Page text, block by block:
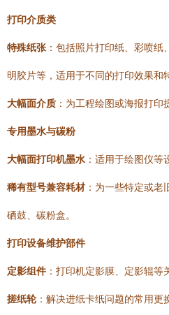
打印介质类
特殊纸张 ：包括照片打印纸、彩喷
明胶片等，适用于不同的打印效果和
大幅面介质 ：为工程绘图或海报打印
专用墨水与碳粉
大幅面打印机墨水 ：适用于绘图仪等
稀有型号兼容耗材：为一些特定或老
硒鼓、碳粉盒。
打印设备维护部件
定影组件 ：打印机定影膜、定影辊等
搓纸轮：解决进纸卡纸问题的常用更